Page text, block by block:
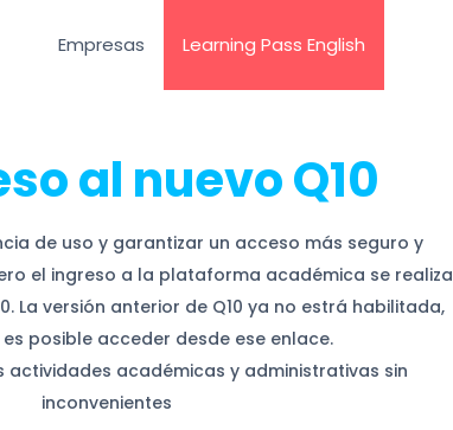
Empresas Learning Pass English
al nuevo Q10
de uso y garantizar un acceso más seguro y
el ingreso a la plataforma académica se realiza
La versión anterior de Q10 ya no estrá habilitada,
posible acceder desde ese enlace.
actividades académicas y administrativas sin
inconvenientes